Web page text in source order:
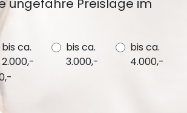
ungefähre Preislage im
bis ca.
2.000,-
bis ca.
3.000,-
bis ca.
4.000,-